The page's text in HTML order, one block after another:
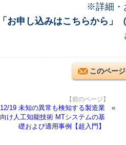
※詳細・
「お申し込みはこちらから」
このペー
【前のページ】
12/19 未知の異常も検知する製造業
向け人工知能技術 MTシステムの基
礎および適用事例【超入門】